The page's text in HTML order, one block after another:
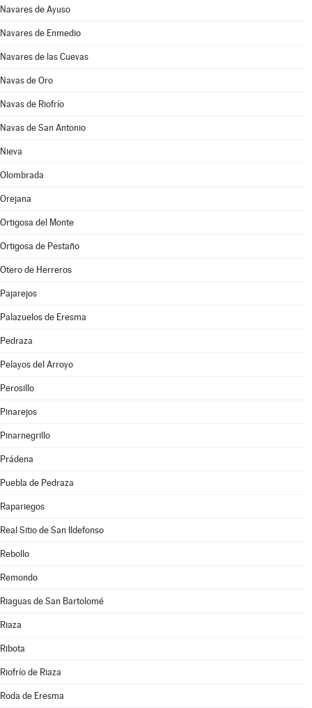
Navares de Ayuso
Navares de Enmedio
Navares de las Cuevas
Navas de Oro
Navas de Riofrío
Navas de San Antonio
Nieva
Olombrada
Orejana
Ortigosa del Monte
Ortigosa de Pestaño
Otero de Herreros
Pajarejos
Palazuelos de Eresma
Pedraza
Pelayos del Arroyo
Perosillo
Pinarejos
Pinarnegrillo
Prádena
Puebla de Pedraza
Rapariegos
Real Sitio de San Ildefonso
Rebollo
Remondo
Riaguas de San Bartolomé
Riaza
Ribota
Riofrío de Riaza
Roda de Eresma